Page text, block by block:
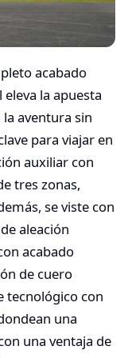
acabado
eleva la apuesta
aventura sin
para viajar en
auxiliar con
tres zonas,
se viste con
aleación
acabado
de cuero
tecnológico con
una
una ventaja de